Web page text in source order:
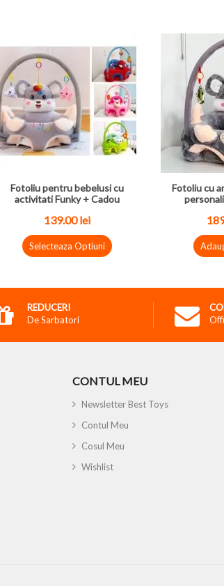
Fotoliu pentru bebelusi cu
activitati Funky + Cadou
139.00 lei
Selecteaza Optiuni
Fotoliu cu
REDUCERI
De Sarbatori
CONTUL MEU
Newsletter Best Toys
Contul Meu
Cosul Meu
Wishlist